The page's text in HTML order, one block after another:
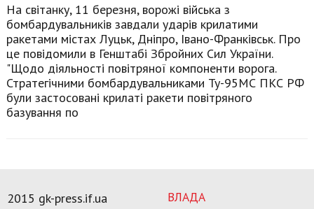
На світанку, 11 березня, ворожі війська з
бомбардувальників завдали ударів крилатими
ракетами містах Луцьк, Дніпро, Івано-Франківськ. Про
це повідомили в Генштабі Збройних Сил України.
"Щодо діяльності повітряної компоненти ворога.
Стратегічними бомбардувальниками Ту-95МС ПКС РФ
були застосовані крилаті ракети повітряного
базування по
ВЛАДА
2015 gk-press.if.ua